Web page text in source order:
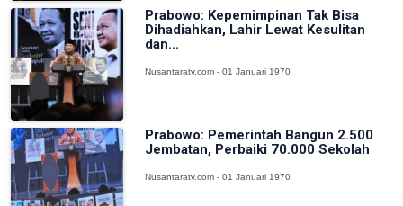
Prabowo: Kepemimpinan Tak Bisa
Dihadiahkan, Lahir Lewat Kesulitan
dan...
Nusantaratv.com - 01 Januari 1970
Prabowo: Pemerintah Bangun 2.500
Jembatan, Perbaiki 70.000 Sekolah
Nusantaratv.com - 01 Januari 1970